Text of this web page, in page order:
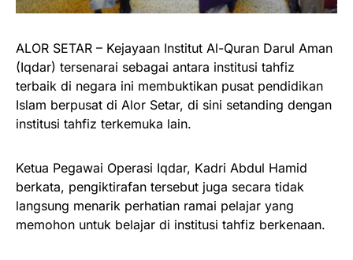
ALOR SETAR – Kejayaan Institut Al-Quran Darul Aman
(Iqdar) tersenarai sebagai antara institusi tahfiz
terbaik di negara ini membuktikan pusat pendidikan
Islam berpusat di Alor Setar, di sini setanding dengan
institusi tahfiz terkemuka lain.
Ketua Pegawai Operasi Iqdar, Kadri Abdul Hamid
berkata, pengiktirafan tersebut juga secara tidak
langsung menarik perhatian ramai pelajar yang
memohon untuk belajar di institusi tahfiz berkenaan.